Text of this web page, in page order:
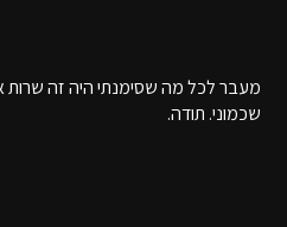
מעבר לכל מה שסימנתי היה זה שרות
שכמוני. תודה.